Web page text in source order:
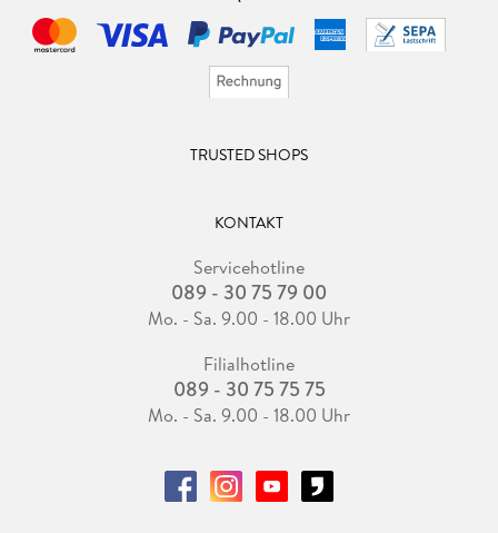
TRUSTED SHOPS
KONTAKT
Servicehotline
089 - 30 75 79 00
Mo. - Sa. 9.00 - 18.00 Uhr
Filialhotline
089 - 30 75 75 75
Mo. - Sa. 9.00 - 18.00 Uhr